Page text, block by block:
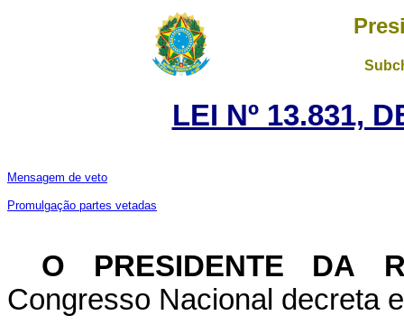
LEI Nº 13.831,
Mensagem de veto
Promulgação partes vetadas
O PRESIDENTE DA
Congresso Nacional decreta